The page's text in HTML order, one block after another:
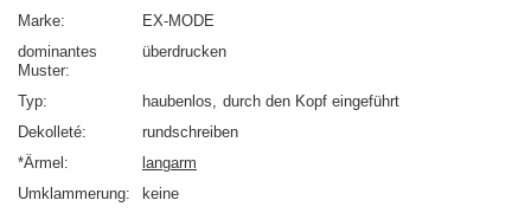
Marke
EX-MODE
dominantes
Muster
überdrucken
Typ haubenlos
durch den Kopf eingeführt
Dekolleté
rundschreiben
*Ärmel
langarm
Umklammerung
keine